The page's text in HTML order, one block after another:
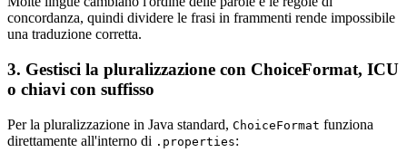
concordanza, quindi dividere le frasi in frammenti rende impossibile
una traduzione corretta.
3. Gestisci la pluralizzazione con ChoiceFormat, ICU
o chiavi con suffisso
Per la pluralizzazione in Java standard, ChoiceFormat funziona
direttamente all'interno di .properties: